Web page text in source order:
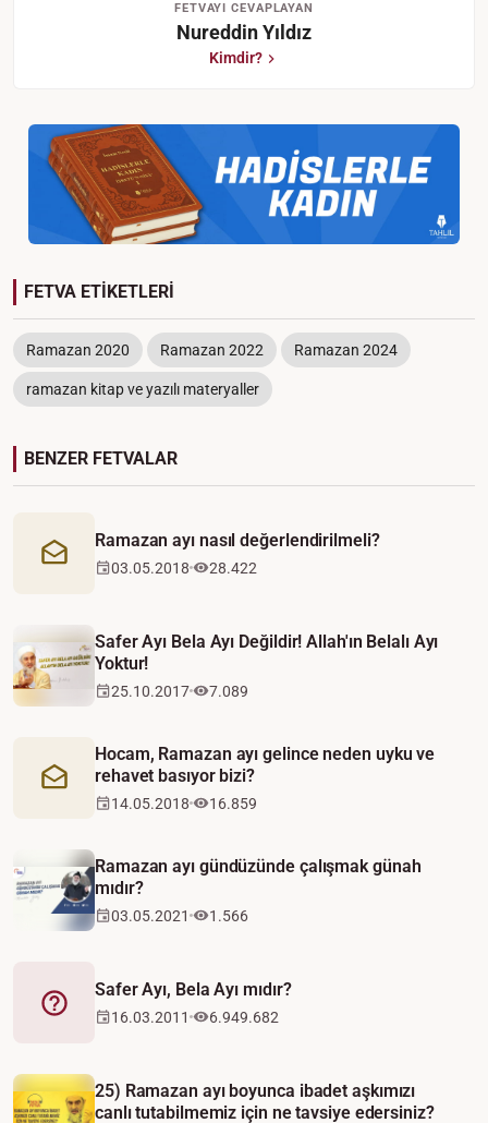
FETVAYI CEVAPLAYAN
Nureddin Yıldız
Kimdir?
FETVA ETİKETLERİ
Ramazan 2020 Ramazan 2022 Ramazan 2024
ramazan kitap ve yazılı materyaller
BENZER FETVALAR
Mektup
Ramazan ayı nasıl değerlendirilmeli?
03.05.2018 28.422
Safer Ayı Bela Ayı Değildir! Allah'ın Belalı Ayı
Yoktur!
25.10.2017 7.089
Mektup
Hocam, Ramazan ayı gelince neden uyku ve
rehavet basıyor bizi?
14.05.2018 16.859
Ramazan ayı gündüzünde çalışmak günah
mıdır?
03.05.2021 1.566
Fetva
Safer Ayı, Bela Ayı mıdır?
16.03.2011 6.949.682
25) Ramazan ayı boyunca ibadet aşkımızı
canlı tutabilmemiz için ne tavsiye edersiniz?